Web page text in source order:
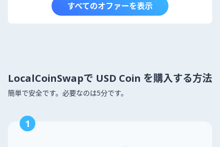
すべてのオファーを表示
LocalCoinSwapで USD Coin を購入する方法
簡単で安全です。必要なのは5分です。
1